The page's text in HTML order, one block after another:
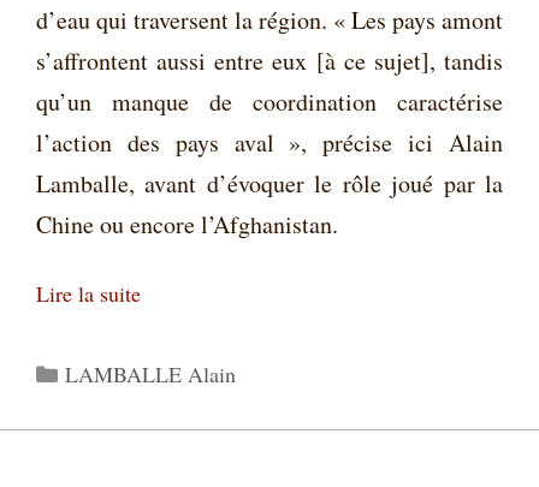
d’eau qui traversent la région. « Les pays amont
s’affrontent aussi entre eux [à ce sujet], tandis
qu’un manque de coordination caractérise
l’action des pays aval », précise ici Alain
Lamballe, avant d’évoquer le rôle joué par la
Chine ou encore l’Afghanistan.
Lire la suite
Catégories
LAMBALLE Alain